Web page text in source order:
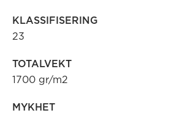
KLASSIFISERING
23
TOTALVEKT
1700 gr/m2
MYKHET